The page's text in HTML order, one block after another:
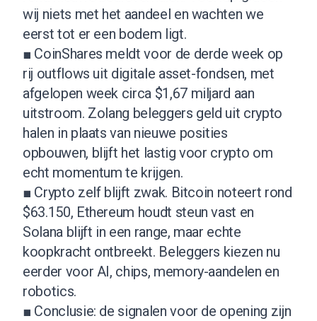
wij niets met het aandeel en wachten we
eerst tot er een bodem ligt.
■ CoinShares meldt voor de derde week op
rij outflows uit digitale asset-fondsen, met
afgelopen week circa $1,67 miljard aan
uitstroom. Zolang beleggers geld uit crypto
halen in plaats van nieuwe posities
opbouwen, blijft het lastig voor crypto om
echt momentum te krijgen.
■ Crypto zelf blijft zwak. Bitcoin noteert rond
$63.150, Ethereum houdt steun vast en
Solana blijft in een range, maar echte
koopkracht ontbreekt. Beleggers kiezen nu
eerder voor AI, chips, memory-aandelen en
robotics.
■ Conclusie: de signalen voor de opening zijn